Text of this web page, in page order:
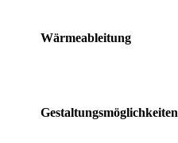
Wärmeableitung
Gestaltungsmöglichkeiten